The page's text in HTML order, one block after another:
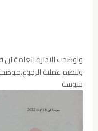
واوضحت الادارة العامة
وتنظيم عملية
سوسة